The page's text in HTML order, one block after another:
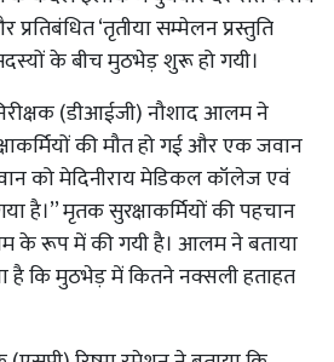
‘तृतीया सम्मेलन प्रस्तुति
के बीच मुठभेड़ शुरू हो गयी।
(डीआईजी) नौशाद आलम ने
की मौत हो गई और एक जवान
को मेदिनीराय मेडिकल कॉलेज एवं
है।’’ मृतक सुरक्षाकर्मियों की पहचान
के रूप में की गयी है। आलम ने बताया
है कि मुठभेड़ में कितने नक्सली हताहत